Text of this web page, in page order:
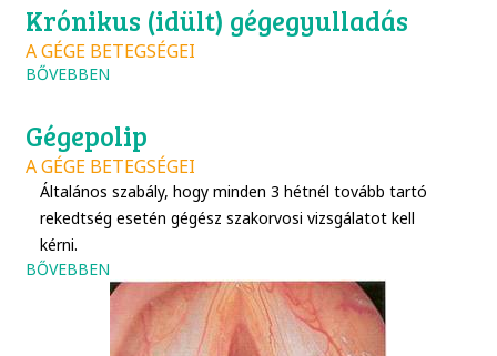
Krónikus (idült) gégegyulladás
A GÉGE BETEGSÉGEI
BŐVEBBEN
Gégepolip
A GÉGE BETEGSÉGEI
Általános szabály, hogy minden 3 hétnél tovább tartó
rekedtség esetén gégész szakorvosi vizsgálatot kell
kérni.
BŐVEBBEN